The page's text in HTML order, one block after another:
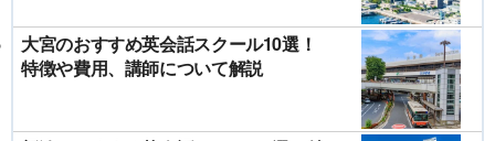
大宮のおすすめ英会話スクール10選！
特徴や費用、講師について解説